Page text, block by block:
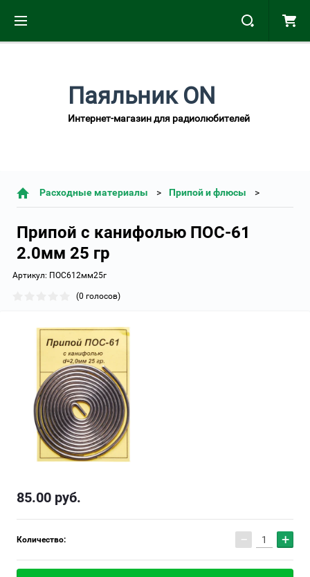
Паяльник ON
Интернет-магазин для радиолюбителей
Расходные материалы Припой и флюсы
Припой с канифолью ПОС-61
2.0мм 25 гр
Артикул: ПОС612мм25г
(0 голосов)
85.00 руб.
Количество: − +